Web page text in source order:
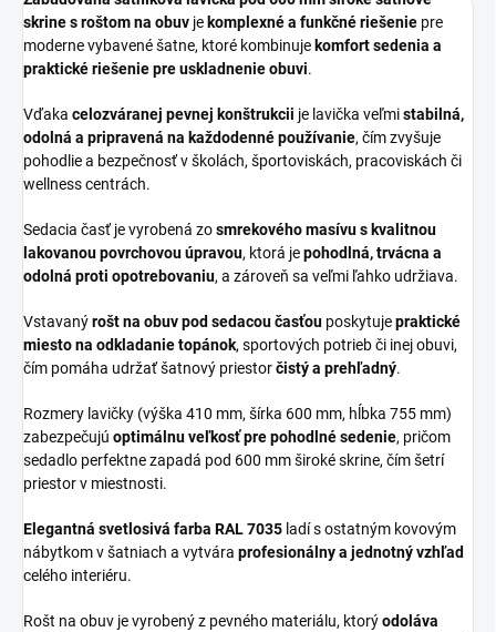
skrine s roštom na obuv je komplexné a funkčné riešenie pre
moderne vybavené šatne, ktoré kombinuje komfort sedenia a
praktické riešenie pre uskladnenie obuvi.
Vďaka celozváranej pevnej konštrukcii je lavička veľmistabilná,
odolná a pripravená na každodenné používanie, čím zvyšuje
pohodlie a bezpečnosť v školách, športoviskách, pracoviskách či
wellness centrách.
Sedacia časť je vyrobená zosmrekového masívu s kvalitnou
lakovanou povrchovou úpravou, ktorá jepohodlná, trvácna a
odolná proti opotrebovaniu, a zároveň sa veľmi ľahko udržiava.
Vstavanýrošt na obuv pod sedacou časťou poskytujepraktické
miesto na odkladanie topánok, sportových potrieb či inej obuvi,
čím pomáha udržať šatnový priestorčistý a prehľadný.
Rozmery lavičky (výška 410 mm, šírka 600 mm, hĺbka 755 mm)
zabezpečujú optimálnu veľkosť pre pohodlné sedenie, pričom
sedadlo perfektne zapadá pod 600 mm široké skrine, čím šetrí
priestor v miestnosti.
Elegantná svetlosivá farba RAL 7035 ladí s ostatným kovovým
nábytkom v šatniach a vytvára profesionálny a jednotný vzhľad
celého interiéru.
Rošt na obuv je vyrobený z pevného materiálu, ktorýodoláva